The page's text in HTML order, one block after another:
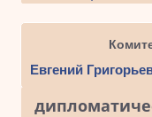
Евгений